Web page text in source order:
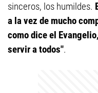
sinceros, los humildes.
a la vez de mucho
como dice el
servir a todos".